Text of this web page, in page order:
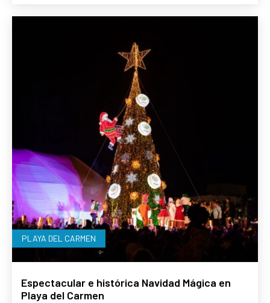
PLAYA DEL CARMEN
Espectacular e histórica Navidad Mágica en
Playa del Carmen